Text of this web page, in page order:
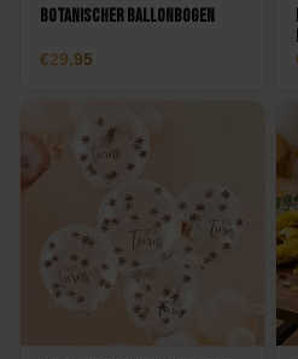
Botanischer Ballonbogen
29,95